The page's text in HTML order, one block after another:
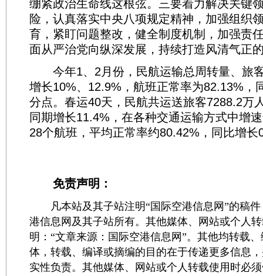
绷紧政治生命线这根弦。三要着力解决关键
险，认真落实中央八项规定精神，加强组织
育，紧盯问题整改，健全制度机制，加强责
面从严治党向纵深发展，持续打造风清气正
今年1、2月份，民航运输总周转量、旅
增长10%、12.9%，航班正常率为82.13%，
分点。春运40天，民航共运送旅客7288.2万
同期增长11.4%，在各种交通运输方式中增
28个航班，平均正常率约80.42%，同比增长
免责声明：
凡本站及其子站注明“国际空港信息网”的稿件
港信息网及其子站所有。其他媒体、网站或个人
明：“文章来源：国际空港信息网”。其他均转载
体，转载、编译或摘编的目的在于传递更多信息
实性负责。其他媒体、网站或个人转载使用时必